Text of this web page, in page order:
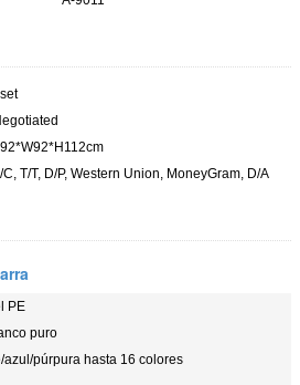
C, T/T, D/P, Western Union, MoneyGram, D/A
PE
puro
azul/púrpura hasta 16 colores